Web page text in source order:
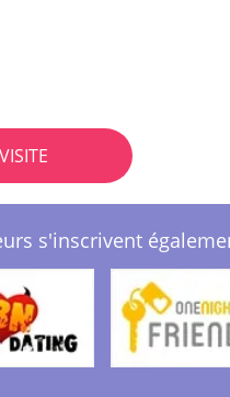
VISITE
s'inscrivent